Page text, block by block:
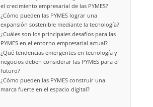
el crecimiento empresarial de las PYMES?
¿Cómo pueden las PYMES lograr una
expansión sostenible mediante la tecnología?
¿Cuáles son los principales desafíos para las
PYMES en el entorno empresarial actual?
¿Qué tendencias emergentes en tecnología y
negocios deben considerar las PYMES para el
futuro?
¿Cómo pueden las PYMES construir una
marca fuerte en el espacio digital?